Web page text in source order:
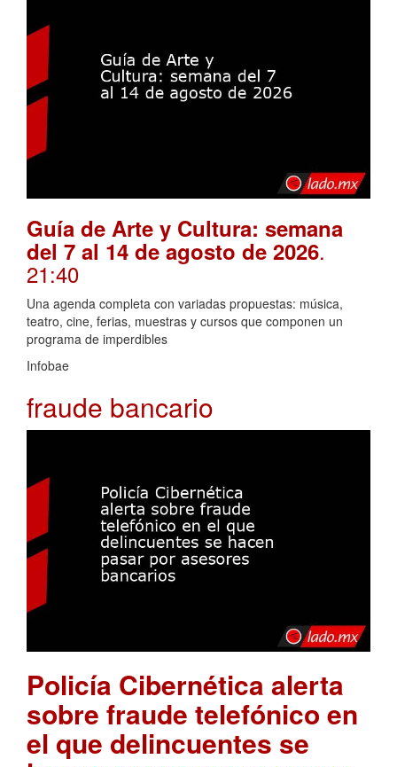
Guía de Arte y Cultura: semana
del 7 al 14 de agosto de 2026.
21:40
Una agenda completa con variadas propuestas: música,
teatro, cine, ferias, muestras y cursos que componen un
programa de imperdibles
Infobae
fraude bancario
Policía Cibernética alerta
sobre fraude telefónico en
el que delincuentes se